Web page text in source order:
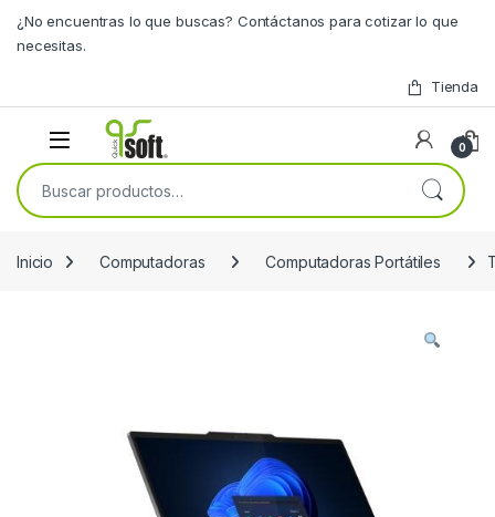
¿No encuentras lo que buscas? Contáctanos para cotizar lo que
necesitas.
Tienda
0
Buscar por:
Inicio Computadoras Computadoras Portátiles